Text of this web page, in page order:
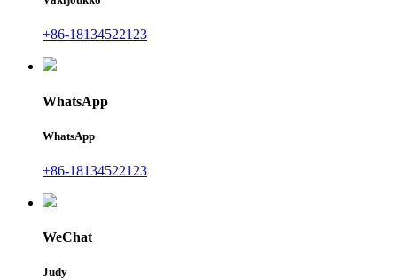
+86-18134522123
WhatsApp
WhatsApp
+86-18134522123
WeChat
Judy